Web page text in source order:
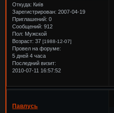
Откуда: Київ
Зарегистрирован: 2007-04-19
Приглашений: 0
Сообщений: 912
Пол: Мужской
Возраст: 37[1988-12-07]
Провел на форуме:
5 дней 4 часа
Последний визит:
2010-07-11 16:57:52
Павлусь